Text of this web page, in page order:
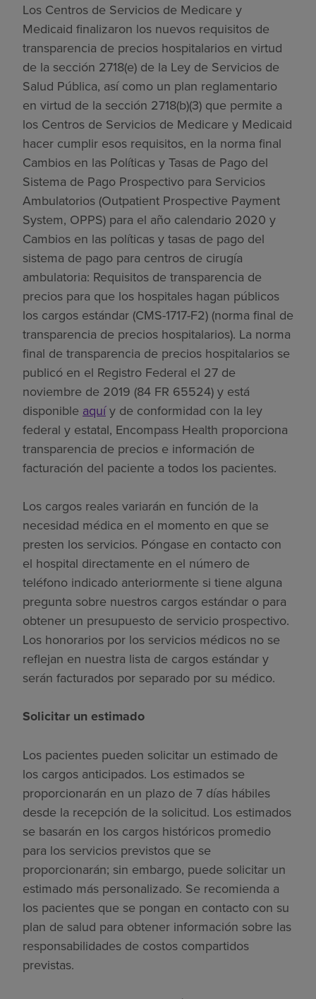
Los Centros de Servicios de Medicare y
Medicaid finalizaron los nuevos requisitos de
transparencia de precios hospitalarios en virtud
de la sección 2718(e) de la Ley de Servicios de
Salud Pública, así como un plan reglamentario
en virtud de la sección 2718(b)(3) que permite a
los Centros de Servicios de Medicare y Medicaid
hacer cumplir esos requisitos, en la norma final
Cambios en las Políticas y Tasas de Pago del
Sistema de Pago Prospectivo para Servicios
Ambulatorios (Outpatient Prospective Payment
System, OPPS) para el año calendario 2020 y
Cambios en las políticas y tasas de pago del
sistema de pago para centros de cirugía
ambulatoria: Requisitos de transparencia de
precios para que los hospitales hagan públicos
los cargos estándar (CMS-1717-F2) (norma final de
transparencia de precios hospitalarios). La norma
final de transparencia de precios hospitalarios se
publicó en el Registro Federal el 27 de
noviembre de 2019 (84 FR 65524) y está
disponible aquíy de conformidad con la ley
federal y estatal, Encompass Health proporciona
transparencia de precios e información de
facturación del paciente a todos los pacientes.
Los cargos reales variarán en función de la
necesidad médica en el momento en que se
presten los servicios. Póngase en contacto con
el hospital directamente en el número de
teléfono indicado anteriormente si tiene alguna
pregunta sobre nuestros cargos estándar o para
obtener un presupuesto de servicio prospectivo.
Los honorarios por los servicios médicos no se
reflejan en nuestra lista de cargos estándar y
serán facturados por separado por su médico.
Solicitar un estimado
Los pacientes pueden solicitar un estimado de
los cargos anticipados. Los estimados se
proporcionarán en un plazo de 7 días hábiles
desde la recepción de la solicitud. Los estimados
se basarán en los cargos históricos promedio
para los servicios previstos que se
proporcionarán; sin embargo, puede solicitar un
estimado más personalizado. Se recomienda a
los pacientes que se pongan en contacto con su
plan de salud para obtener información sobre las
responsabilidades de costos compartidos
previstas.